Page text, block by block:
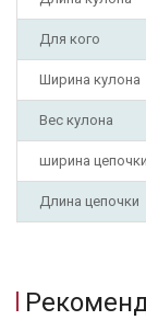
Для кого
Ширина кулона
Вес кулона
ширина цепочки
Длина цепочки